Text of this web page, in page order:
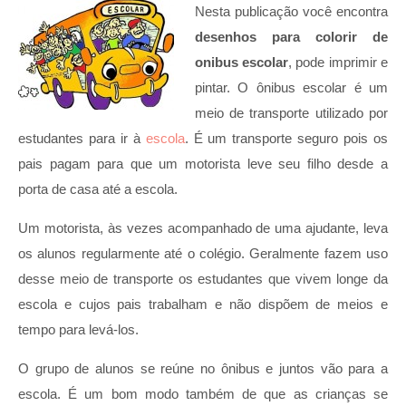
Nesta publicação você encontra
desenhos para colorir de
onibus escolar, pode imprimir e
pintar. O ônibus escolar é um
meio de transporte utilizado por
estudantes para ir à escola. É um transporte seguro pois os
pais pagam para que um motorista leve seu filho desde a
porta de casa até a escola.
Um motorista, às vezes acompanhado de uma ajudante, leva
os alunos regularmente até o colégio. Geralmente fazem uso
desse meio de transporte os estudantes que vivem longe da
escola e cujos pais trabalham e não dispõem de meios e
tempo para levá-los.
O grupo de alunos se reúne no ônibus e juntos vão para a
escola. É um bom modo também de que as crianças se